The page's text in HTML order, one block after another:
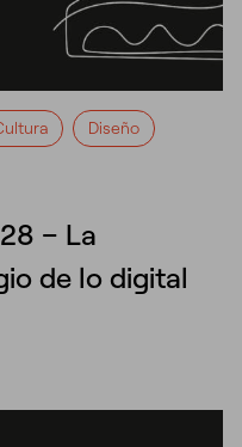
Diseño
– La
de lo digital